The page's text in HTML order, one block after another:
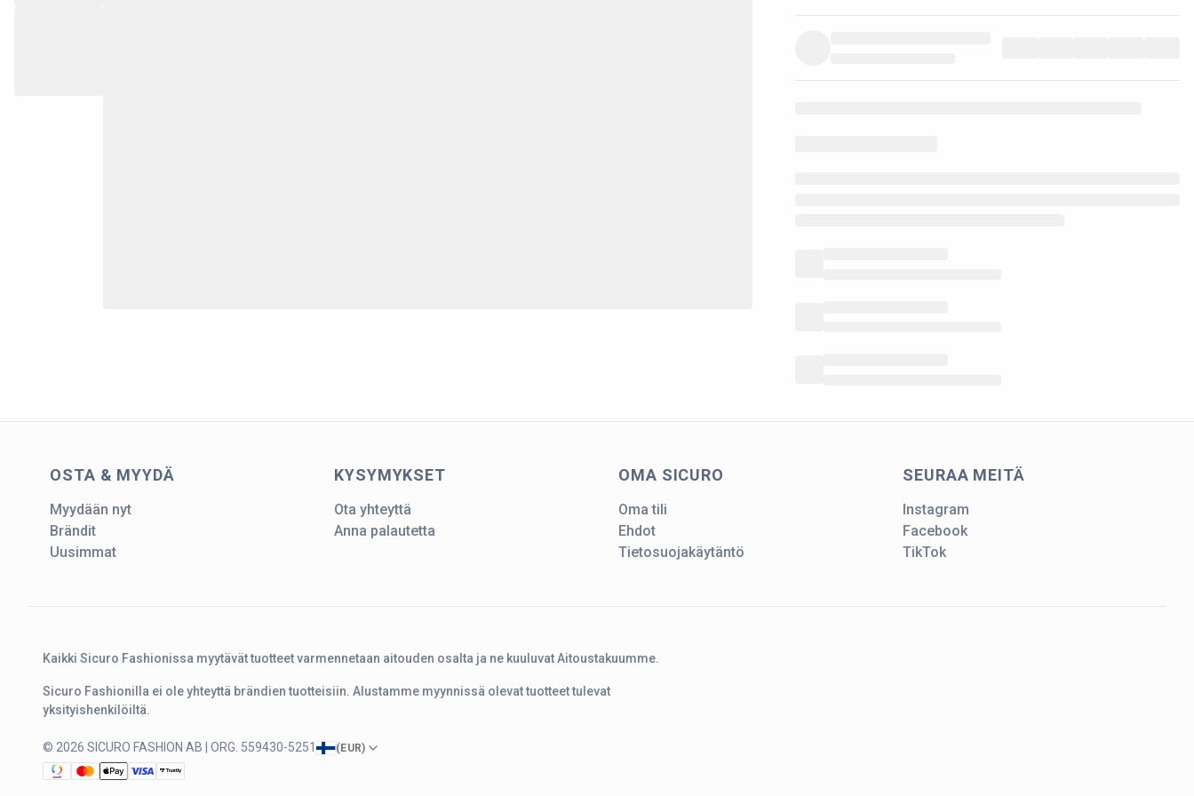
OSTA & MYYDÄ
Myydään nyt
Brändit
Uusimmat
KYSYMYKSET
Ota yhteyttä
Anna palautetta
OMA SICURO
Oma tili
Ehdot
Tietosuojakäytäntö
SEURAA MEITÄ
Instagram
Facebook
TikTok
Kaikki Sicuro Fashionissa myytävät tuotteet varmennetaan aitouden osalta ja ne kuuluvat Aitoustakuumme.
Sicuro Fashionilla ei ole yhteyttä brändien tuotteisiin. Alustamme myynnissä olevat tuotteet tulevat
yksityishenkilöiltä.
© 2026 SICURO FASHION AB | ORG. 559430-5251 ( EUR)